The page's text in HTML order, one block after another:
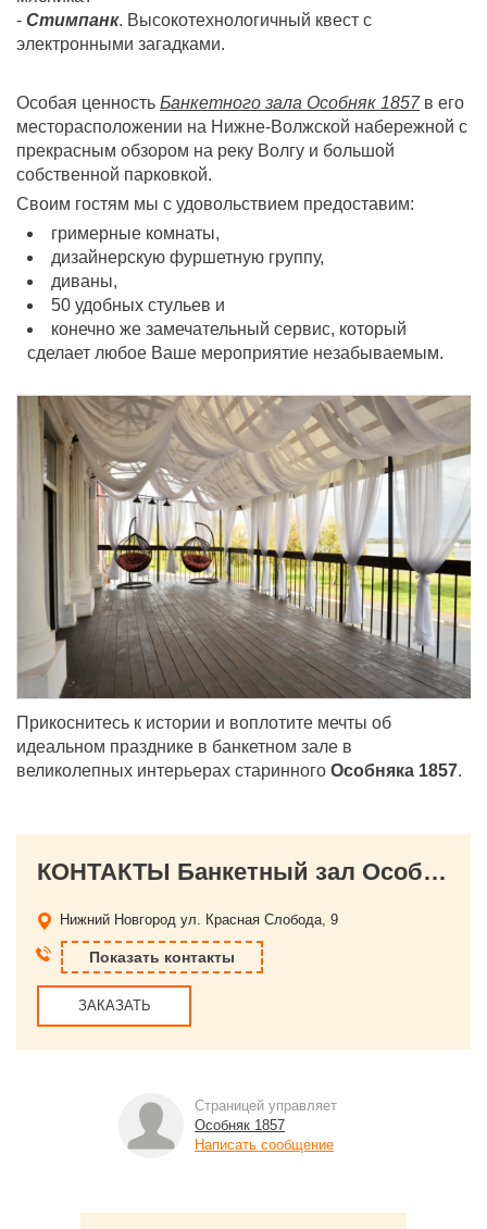
- Стимпанк. Высокотехнологичный квест с
электронными загадками.
Особая ценность Банкетного зала Особняк 1857в его
месторасположении на Нижне-Волжской набережной с
прекрасным обзором на реку Волгу и большой
собственной парковкой.
Своим гостям мы с удовольствием предоставим:
гримерные комнаты,
дизайнерскую фуршетную группу,
диваны,
50 удобных стульев и
конечно же замечательный сервис, который
сделает любое Ваше мероприятие незабываемым.
Прикоснитесь к истории и воплотите мечты об
идеальном празднике в банкетном зале в
великолепных интерьерах старинного Особняка 1857.
КОНТАКТЫ Банкетный зал Особняк 1857
Нижний Новгород ул. Красная Слобода, 9
Показать контакты
ЗАКАЗАТЬ
Страницей управляет
Особняк 1857
Написать сообщение